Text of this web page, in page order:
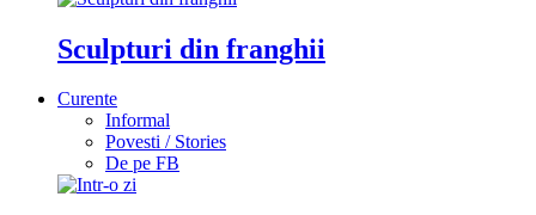
Sculpturi din franghii
Curente
Informal
Povesti / Stories
De pe FB